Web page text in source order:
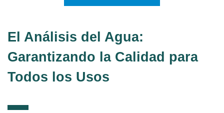
El Análisis del Agua:
Garantizando la Calidad para
Todos los Usos